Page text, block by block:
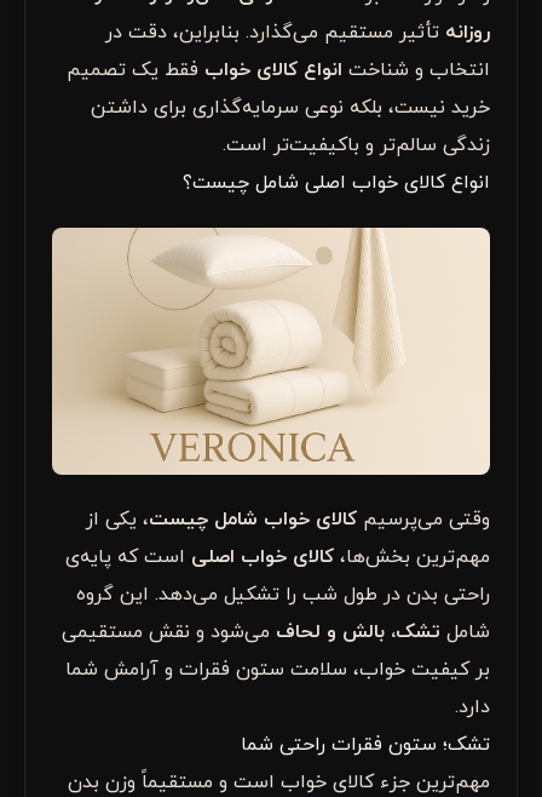
روزانه تأثیر مستقیم می‌گذارد. بنابراین، دقت در
انتخاب و شناخت انواع کالای خواب فقط یک تصمیم
خرید نیست، بلکه نوعی سرمایه‌گذاری برای داشتن
زندگی سالم‌تر و با‌کیفیت‌تر است.
انواع کالای خواب اصلی شامل چیست؟
وقتی می‌پرسیم کالای خواب شامل چیست، یکی از
مهم‌ترین بخش‌ها، کالای خواب اصلی است که پایه‌ی
راحتی بدن در طول شب را تشکیل می‌دهد. این گروه
شامل تشک، بالش و لحاف می‌شود و نقش مستقیمی
بر کیفیت خواب، سلامت ستون فقرات و آرامش شما
دارد.
تشک؛ ستون فقرات راحتی شما
مهم‌ترین جزء کالای خواب است و مستقیماً وزن بدن